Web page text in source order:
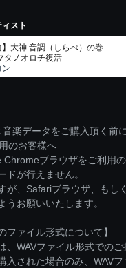
スト
】大神 音調（しらべ）の巻
タノオロチ復活
ン
楽データをご購入頂く前
のお客様へ
Chromeブラウザをご利用
ドが行えません。
が、Safariブラウザ、もし
うお願いいたします。
ファイル形式について】
、WAVファイル形式でのご
入された場合のみ、WAVフ